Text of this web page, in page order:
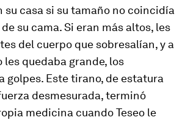
su casa si su tamaño no coincidía
su cama. Si eran más altos, les
del cuerpo que sobresalían, y a
les quedaba grande, los
golpes. Este tirano, de estatura
desmesurada, terminó
medicina cuando Teseo le